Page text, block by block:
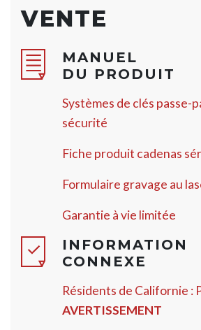
VENTE
MANUEL
DU PRODUIT
Systèmes de clés passe-
sécurité
Fiche produit cadenas
Formulaire gravage au
Garantie à vie limitée
INFORMATION
CONNEXE
Résidents de Californie :
AVERTISSEMENT